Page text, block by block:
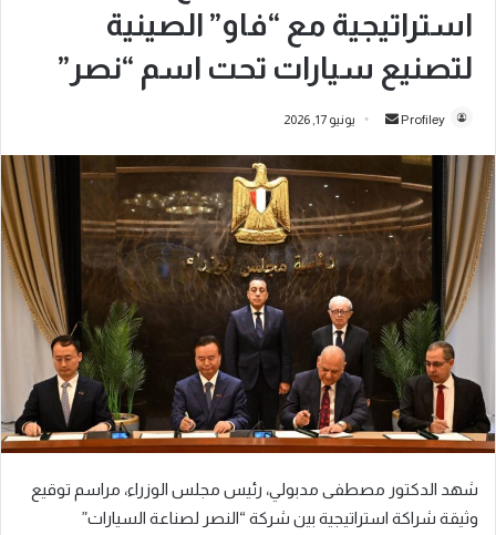
استراتيجية مع “فاو” الصينية
لتصنيع سيارات تحت اسم “نصر”
Profiley
س
ب
ر
د
ا
إ
ت
و
ن
يونيو 17, 2026
شهد الدكتور مصطفى مدبولي، رئيس مجلس الوزراء، مراسم توقيع
وثيقة شراكة استراتيجية بين شركة “النصر لصناعة السيارات”